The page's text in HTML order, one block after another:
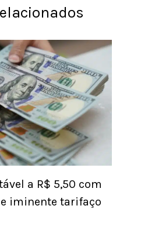
a R$ 5,50 com
iminente tarifaço